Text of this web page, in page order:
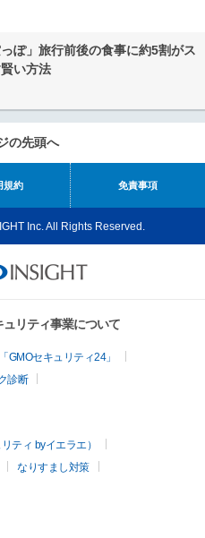
ぽ」旅行前後の食事に約5割がス
い方法
の先頭へ
規約 免責事項
Inc. All Rights Reserved.
リティ事業について
GMOセキュリティ24」
診断
ティ byイエラエ）
なりすまし対策